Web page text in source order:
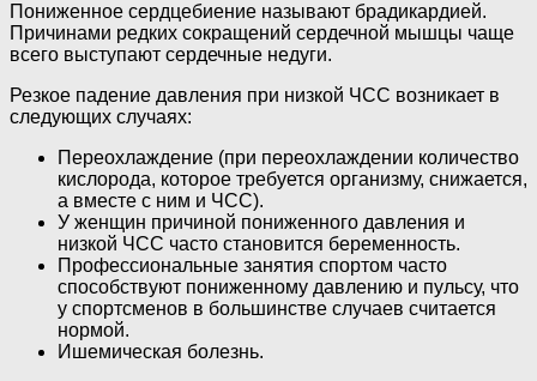
Пониженное сердцебиение называют брадикардией.
Причинами редких сокращений сердечной мышцы чаще
всего выступают сердечные недуги.
Резкое падение давления при низкой ЧСС возникает в
следующих случаях:
Переохлаждение (при переохлаждении количество
кислорода, которое требуется организму, снижается,
а вместе с ним и ЧСС).
У женщин причиной пониженного давления и
низкой ЧСС часто становится беременность.
Профессиональные занятия спортом часто
способствуют пониженному давлению и пульсу, что
у спортсменов в большинстве случаев считается
нормой.
Ишемическая болезнь.